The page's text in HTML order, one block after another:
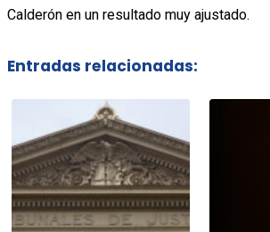
Calderón en un resultado muy ajustado.
Entradas relacionadas: